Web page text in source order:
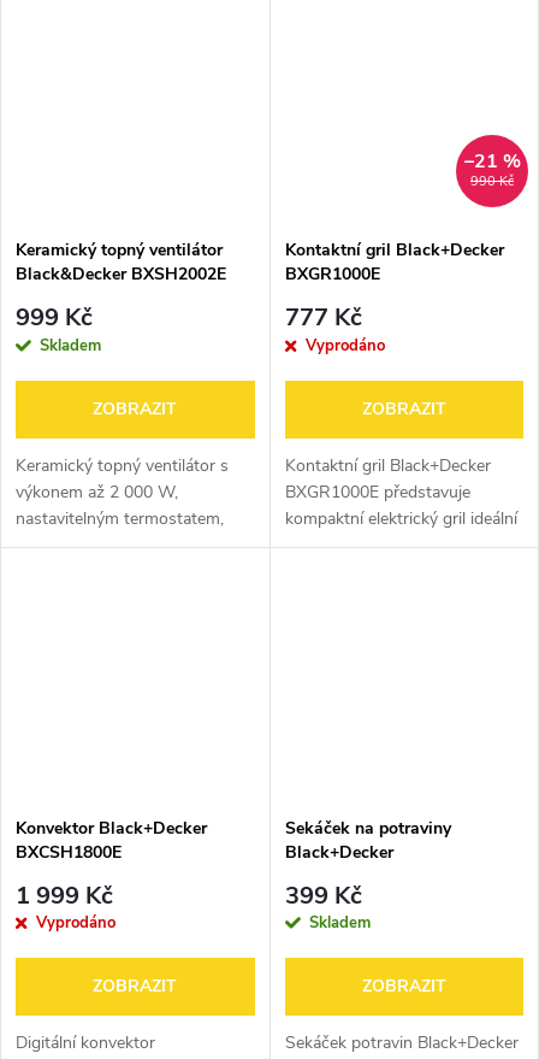
Keramický topný ventilátor
Black&Decker BXSH2002E
999 Kč
Skladem
ZOBRAZIT
Keramický topný ventilátor s
výkonem až 2 000 W,
nastavitelným termostatem,
oscilací a ventilátorovým
990 Kč
–21 %
Kontaktní gril Black+Decker
BXGR1000E
777 Kč
Vyprodáno
ZOBRAZIT
Kontaktní gril Black+Decker
BXGR1000E představuje
kompaktní elektrický gril ideální
pro rychlou přípravu toastů,
Konvektor Black+Decker
BXCSH1800E
1 999 Kč
Vyprodáno
ZOBRAZIT
Digitální konvektor
Sekáček na potraviny
Black+Decker
399 Kč
Skladem
ZOBRAZIT
Sekáček potravin Black+Decker